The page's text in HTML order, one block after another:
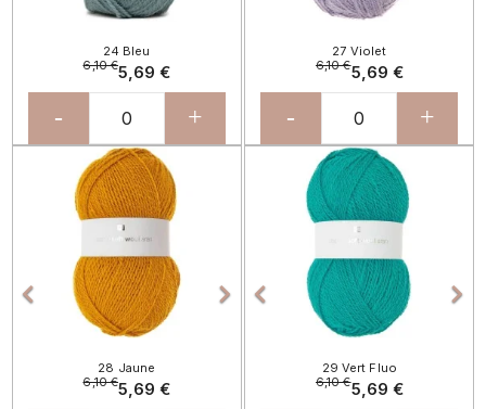
24 Bleu
6,10 €5,69 €
- +
27 Violet
6,10 €5,69 €
- +

Précédent

28 Jaune
6,10 €5,69 €

Précédent

29 Vert Fluo
6,10 €5,69 €